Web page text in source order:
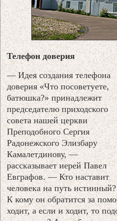
Телефон доверия
— Идея создания телефона
доверия «Что посоветуете,
батюшка?» принадлежит
председателю приходского
совета нашей церкви
Преподобного Сергия
Радонежского Элизбару
Камалетдинову, —
рассказывает иерей Павел
Евграфов. — Кто наставит
человека на путь истинный?
К кому он обратится за
ходит, а если и ходит, то